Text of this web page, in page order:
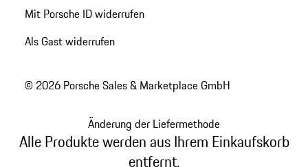
Mit Porsche ID widerrufen
Als Gast widerrufen
© 2026 Porsche Sales & Marketplace GmbH
Änderung der Liefermethode
Alle Produkte werden aus Ihrem Einkaufskorb
entfernt.